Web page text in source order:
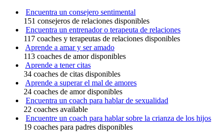
Encuentra un consejero sentimental
151 consejeros de relaciones disponibles
Encuentra un entrenador o terapeuta de relaciones
117 coaches y terapeutas de relaciones disponibles
Aprende a amar y ser amado
113 coaches de amor disponibles
Aprende a tener citas
34 coaches de citas disponibles
Aprende a superar el mal de amores
24 coaches de amor disponibles
Encuentra un coach para hablar de sexualidad
22 coaches available
Encuentre un coach para hablar sobre la crianza de los hijos
19 coaches para padres disponibles